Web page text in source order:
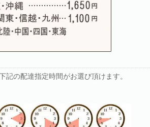
記の配達指定時間がお選び頂けます。